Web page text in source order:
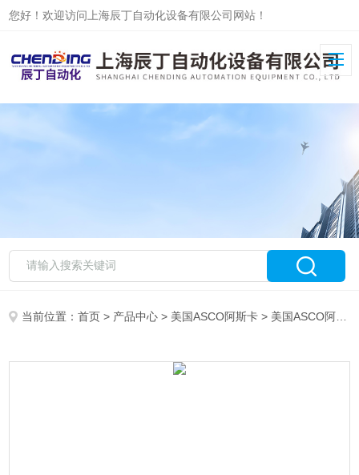
您好！欢迎访问上海辰丁自动化设备有限公司网站！
当前位置：首页 > 产品中心 > 美国ASCO阿斯卡 > 美国ASCO阿斯卡电磁阀